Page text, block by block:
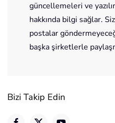
güncellemeleri ve
hakkında bilgi sağlar.
postalar
başka şirketlerle
Bizi Takip Edin